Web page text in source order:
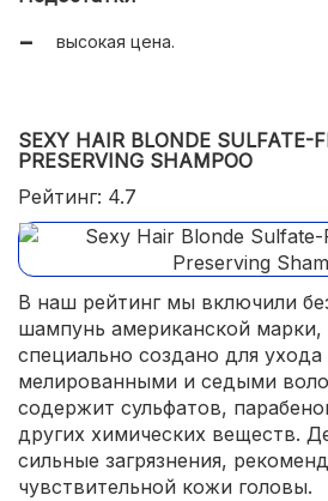
высокая цена.
SEXY HAIR BLONDE SULFATE-
PRESERVING SHAMPOO
Рейтинг: 4.7
В наш рейтинг мы включили
шампунь американской марки,
специально создано для
мелированными и седыми
содержит сульфатов,
других химических веществ.
сильные загрязнения,
чувствительной кожи головы.